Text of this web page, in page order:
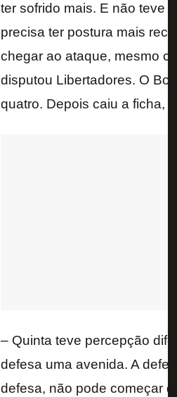
ter sofrido mais. E não teve
precisa ter postura mais
chegar ao ataque, mesmo
disputou Libertadores. O
quatro. Depois caiu a ficha,
– Quinta teve percepção
defesa uma avenida. A
defesa, não pode começar